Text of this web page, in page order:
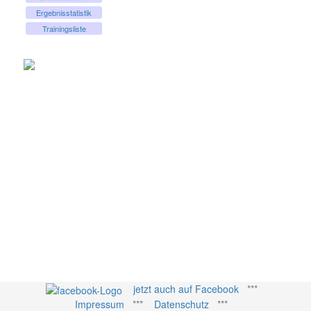
Ergebnisstatistik
Trainingsliste
jetzt auch auf Facebook***
Impressum *** Datenschutz ***